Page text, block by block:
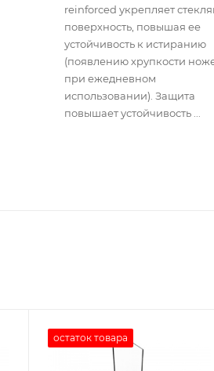
reinforced укрепляет
поверхность, повышая ее
устойчивость к истиранию
(появлению хрупкости
при ежедневном
использовании). Защита
повышает устойчивость ...
остаток товара